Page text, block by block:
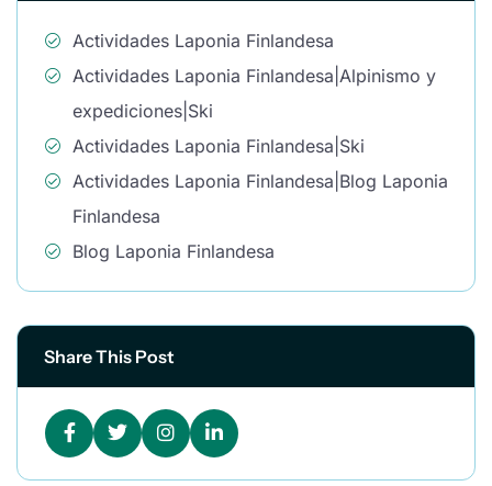
Actividades Laponia Finlandesa
Actividades Laponia Finlandesa|Alpinismo y
expediciones|Ski
Actividades Laponia Finlandesa|Ski
Actividades Laponia Finlandesa|Blog Laponia
Finlandesa
Blog Laponia Finlandesa
Share This Post